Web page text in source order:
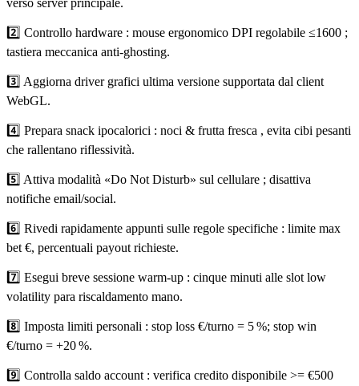
2️⃣ Controllo hardware : mouse ergonomico DPI regolabile ≤1600 ;
tastiera meccanica anti‑ghosting.
3️⃣ Aggiorna driver grafici ultima versione supportata dal client
WebGL.
4️⃣ Prepara snack ipocalorici : noci & frutta fresca , evita cibi pesanti
che rallentano riflessività.
5️⃣ Attiva modalità «Do Not Disturb» sul cellulare ; disattiva
notifiche email/social.
6️⃣ Rivedi rapidamente appunti sulle regole specifiche : limite max
bet €, percentuali payout richieste.
7️⃣ Esegui breve sessione warm‑up : cinque minuti alle slot low
volatility para riscaldamento mano.
8️⃣ Imposta limiti personali : stop loss €/turno = 5 %; stop win
€/turno = +20 %.
9️⃣ Controlla saldo account : verifica credito disponibile >= €500